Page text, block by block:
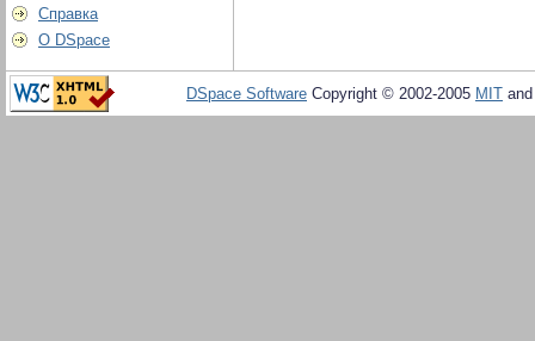
Справка
О DSpace
DSpace Software Copyright © 2002-2005 MIT